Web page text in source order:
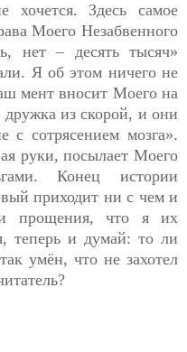
хочется. Здесь самое
Моего Незабвенного
нет – десять тысяч»
Я об этом ничего не
мент вносит Моего на
дружка из скорой, и они
с сотрясением мозга».
руки, посылает Моего
Конец истории
приходит ни с чем и
прощения, что я их
теперь и думай: то ли
умён, что не захотел